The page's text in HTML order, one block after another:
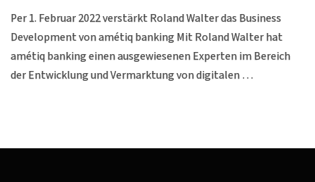
Per 1. Februar 2022 verstärkt Roland Walter das Business
Development von amétiq banking Mit Roland Walter hat
amétiq banking einen ausgewiesenen Experten im Bereich
der Entwicklung und Vermarktung von digitalen …